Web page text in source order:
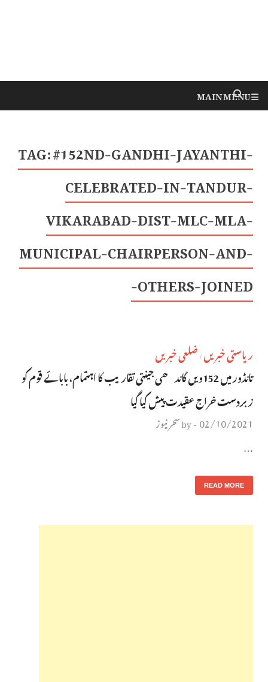
MAIN MENU
TAG:#152ND-GANDHI-JAYANTHI-
CELEBRATED-IN-TANDUR-
VIKARABAD-DIST-MLC-MLA-
MUNICIPAL-CHAIRPERSON-AND-
OTHERS-JOINED-
ریاستی خبریں / ضلعی خبریں
تانڈور میں 152ویں گاندھی جینتی تقاریب کا اہتمام، بابائے قوم کو
زبردست خراج عقیدت پیش کیا گیا
02/10/2021
-
byسحر نیوز
…
READ MORE